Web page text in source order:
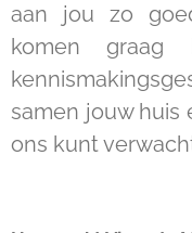
aan jou zo
komen
samen jouw huis
ons kunt